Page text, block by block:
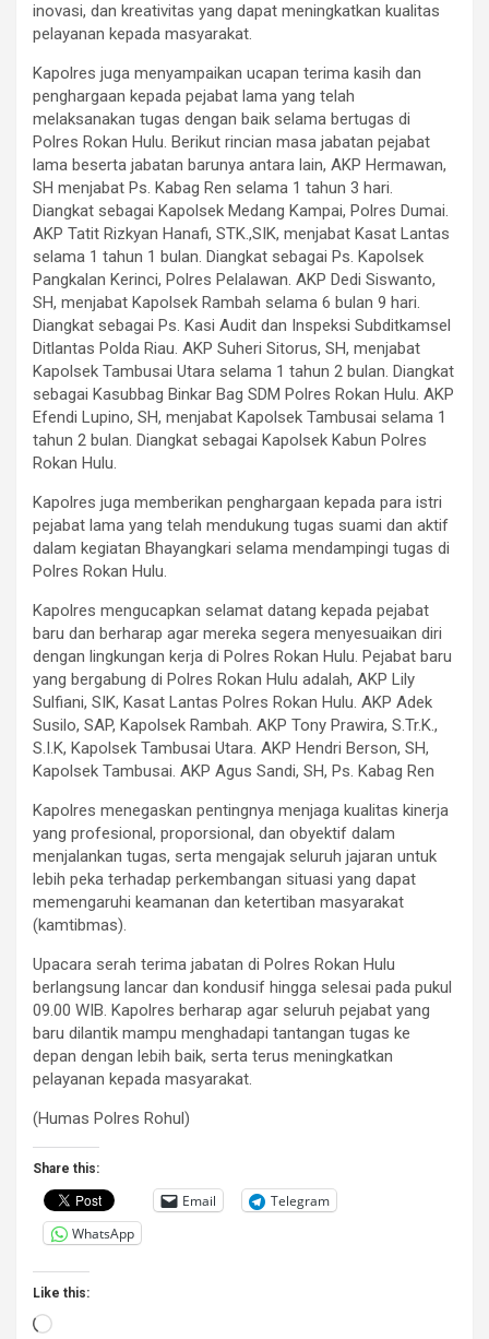
inovasi, dan kreativitas yang dapat meningkatkan kualitas
pelayanan kepada masyarakat.
Kapolres juga menyampaikan ucapan terima kasih dan
penghargaan kepada pejabat lama yang telah
melaksanakan tugas dengan baik selama bertugas di
Polres Rokan Hulu. Berikut rincian masa jabatan pejabat
lama beserta jabatan barunya antara lain, AKP Hermawan,
SH menjabat Ps. Kabag Ren selama 1 tahun 3 hari.
Diangkat sebagai Kapolsek Medang Kampai, Polres Dumai.
AKP Tatit Rizkyan Hanafi, STK.,SIK, menjabat Kasat Lantas
selama 1 tahun 1 bulan. Diangkat sebagai Ps. Kapolsek
Pangkalan Kerinci, Polres Pelalawan. AKP Dedi Siswanto,
SH, menjabat Kapolsek Rambah selama 6 bulan 9 hari.
Diangkat sebagai Ps. Kasi Audit dan Inspeksi Subditkamsel
Ditlantas Polda Riau. AKP Suheri Sitorus, SH, menjabat
Kapolsek Tambusai Utara selama 1 tahun 2 bulan. Diangkat
sebagai Kasubbag Binkar Bag SDM Polres Rokan Hulu. AKP
Efendi Lupino, SH, menjabat Kapolsek Tambusai selama 1
tahun 2 bulan. Diangkat sebagai Kapolsek Kabun Polres
Rokan Hulu.
Kapolres juga memberikan penghargaan kepada para istri
pejabat lama yang telah mendukung tugas suami dan aktif
dalam kegiatan Bhayangkari selama mendampingi tugas di
Polres Rokan Hulu.
Kapolres mengucapkan selamat datang kepada pejabat
baru dan berharap agar mereka segera menyesuaikan diri
dengan lingkungan kerja di Polres Rokan Hulu. Pejabat baru
yang bergabung di Polres Rokan Hulu adalah, AKP Lily
Sulfiani, SIK, Kasat Lantas Polres Rokan Hulu. AKP Adek
Susilo, SAP, Kapolsek Rambah. AKP Tony Prawira, S.Tr.K.,
S.I.K, Kapolsek Tambusai Utara. AKP Hendri Berson, SH,
Kapolsek Tambusai. AKP Agus Sandi, SH, Ps. Kabag Ren
Kapolres menegaskan pentingnya menjaga kualitas kinerja
yang profesional, proporsional, dan obyektif dalam
menjalankan tugas, serta mengajak seluruh jajaran untuk
lebih peka terhadap perkembangan situasi yang dapat
memengaruhi keamanan dan ketertiban masyarakat
(kamtibmas).
Upacara serah terima jabatan di Polres Rokan Hulu
berlangsung lancar dan kondusif hingga selesai pada pukul
09.00 WIB. Kapolres berharap agar seluruh pejabat yang
baru dilantik mampu menghadapi tantangan tugas ke
depan dengan lebih baik, serta terus meningkatkan
pelayanan kepada masyarakat.
(Humas Polres Rohul)
Share this:
Email
Telegram
WhatsApp
Like this:
Loading…